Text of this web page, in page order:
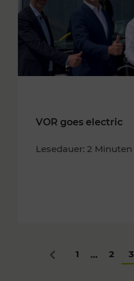
VOR goes electric
Lesedauer: 2 Minuten
Zurück
1 ... 2 3